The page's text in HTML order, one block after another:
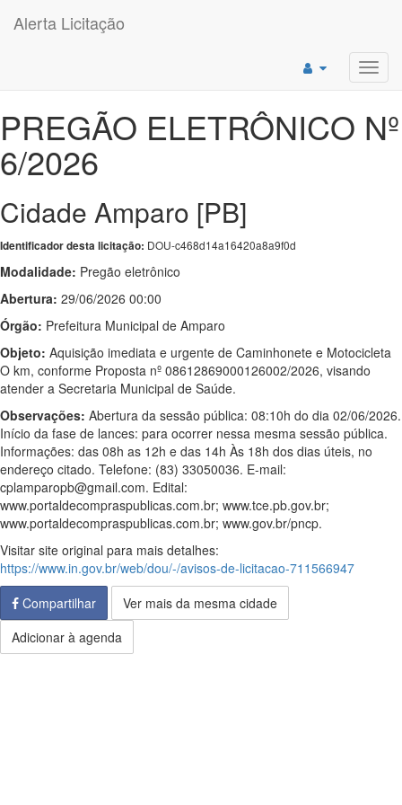
Alerta Licitação
PREGÃO ELETRÔNICO Nº
6/2026
Cidade Amparo [PB]
Identificador desta licitação: DOU-c468d14a16420a8a9f0d
Modalidade: Pregão eletrônico
Abertura: 29/06/2026 00:00
Órgão: Prefeitura Municipal de Amparo
Objeto: Aquisição imediata e urgente de Caminhonete e Motocicleta
O km, conforme Proposta nº 08612869000126002/2026, visando
atender a Secretaria Municipal de Saúde.
Observações: Abertura da sessão pública: 08:10h do dia 02/06/2026.
Início da fase de lances: para ocorrer nessa mesma sessão pública.
Informações: das 08h as 12h e das 14h Às 18h dos dias úteis, no
endereço citado. Telefone: (83) 33050036. E-mail:
cplamparopb@gmail.com. Edital:
www.portaldecompraspublicas.com.br; www.tce.pb.gov.br;
www.portaldecompraspublicas.com.br; www.gov.br/pncp.
Visitar site original para mais detalhes:
https://www.in.gov.br/web/dou/-/avisos-de-licitacao-711566947
Compartilhar
Ver mais da mesma cidade
Adicionar à agenda